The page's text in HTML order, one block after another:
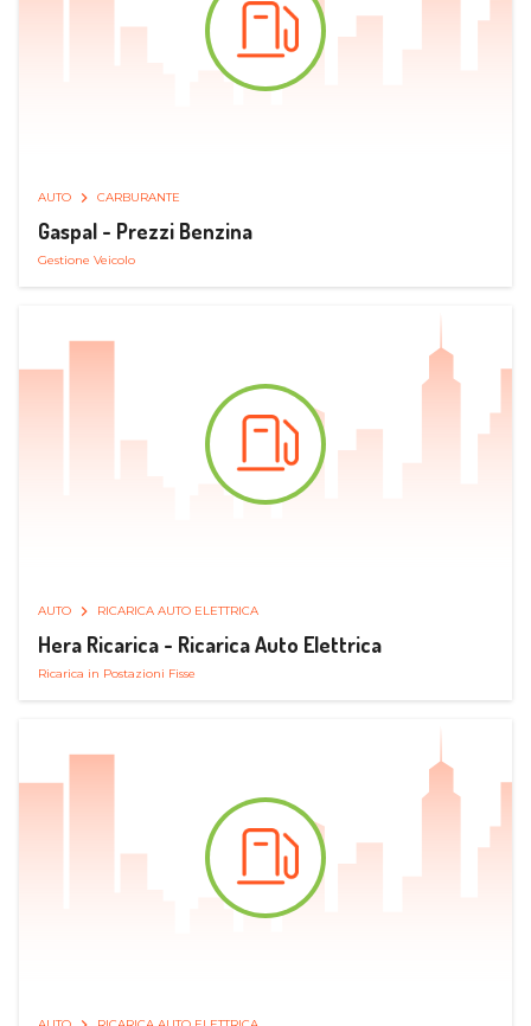
AUTO CARBURANTE
Gaspal - Prezzi Benzina
Gestione Veicolo
AUTO RICARICA AUTO ELETTRICA
Hera Ricarica - Ricarica Auto Elettrica
Ricarica in Postazioni Fisse